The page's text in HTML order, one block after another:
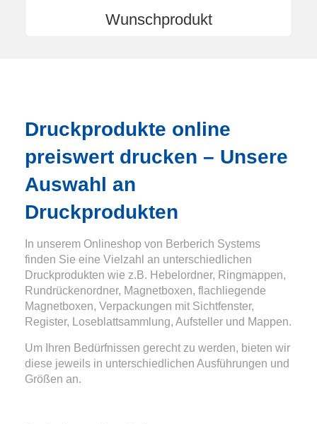
Wunschprodukt
Druckprodukte online
preiswert drucken – Unsere
Auswahl an
Druckprodukten
In unserem Onlineshop von Berberich Systems
finden Sie eine Vielzahl an unterschiedlichen
Druckprodukten wie z.B. Hebelordner, Ringmappen,
Rundrückenordner, Magnetboxen, flachliegende
Magnetboxen, Verpackungen mit Sichtfenster,
Register, Loseblattsammlung, Aufsteller und Mappen.
Um Ihren Bedürfnissen gerecht zu werden, bieten wir
diese jeweils in unterschiedlichen Ausführungen und
Größen an.